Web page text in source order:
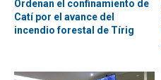
Ordenan el confinamiento de
Catí por el avance del
incendio forestal de Tírig